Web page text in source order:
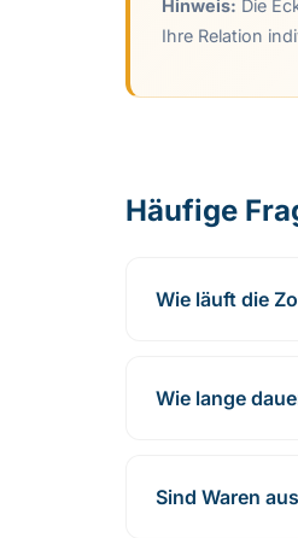
Hinweis: Die
Ihre Relation
Häufige
Wie läuft die
Wie lange
Sind Waren